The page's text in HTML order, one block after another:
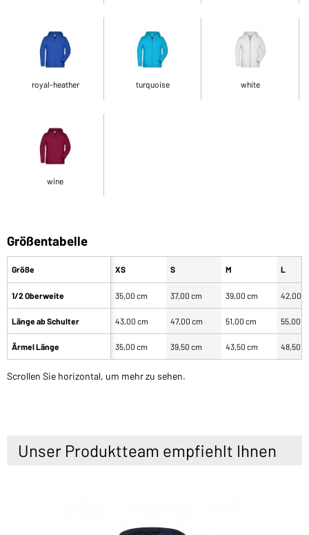
royal-heather turquoise white
wine
Größentabelle
Größe
1/2 Oberweite
Länge ab Schulter
Ärmel Länge
XS S M L
35,00 cm 37,00 cm 39,00 cm 42,00
43,00 cm 47,00 cm 51,00 cm 55,00
35,00 cm 39,50 cm 43,50 cm 48,50
Scrollen Sie horizontal, um mehr zu sehen.
Unser Produktteam empfiehlt Ihnen